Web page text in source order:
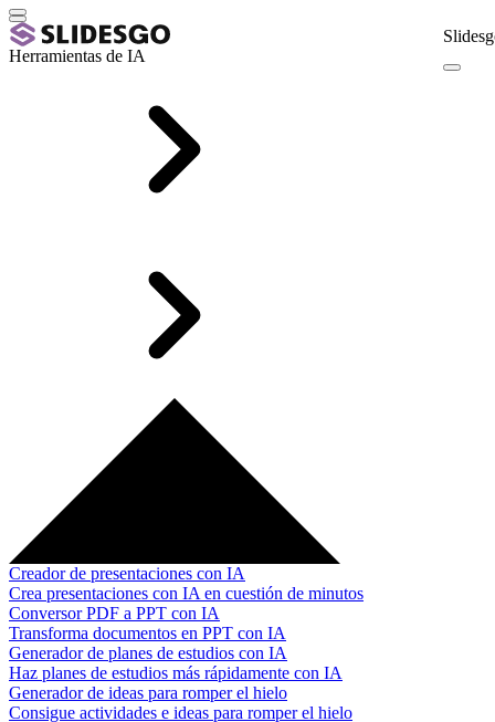
Herramientas de IA
Creador de presentaciones con IA
Crea presentaciones con IA en cuestión de minutos
Conversor PDF a PPT con IA
Transforma documentos en PPT con IA
Generador de planes de estudios con IA
Haz planes de estudios más rápidamente con IA
Generador de ideas para romper el hielo
Consigue actividades e ideas para romper el hielo